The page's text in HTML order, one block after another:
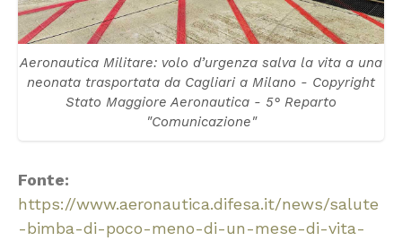
Aeronautica Militare: volo d’urgenza salva la vita a una
neonata trasportata da Cagliari a Milano - Copyright
Stato Maggiore Aeronautica - 5° Reparto
"Comunicazione"
Fonte:
https://www.aeronautica.difesa.it/news/salute
-bimba-di-poco-meno-di-un-mese-di-vita-